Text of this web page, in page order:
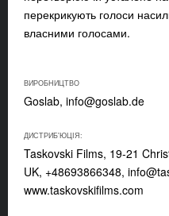
перекрикують голоси
власними голосами.
ВИРОБНИЦТВО
Goslab, info@goslab.de
ДИСТРИБ'ЮЦІЯ:
Taskovski Films, 19-21
UK, +48693866348,
www.taskovskifilms.com